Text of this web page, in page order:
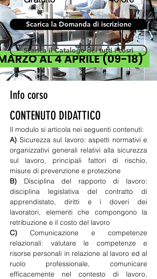
Scarica la Domanda di iscrizione
Scarica il Catalogo dei tutti i cosri
Info corso
CONTENUTO DIDATTICO
Il modulo si articola nei seguenti contenuti:
A) Sicurezza sul lavoro: aspetti normativi e
organizzativi generali relativi alla sicurezza
sul lavoro, principali fattori di rischio,
misure di prevenzione e protezione
B) Disciplina del rapporto di lavoro:
disciplina legislativa del contratto di
apprendistato, diritti e i doveri dei
lavoratori, elementi che compongono la
retribuzione e il costo del lavoro
C) Comunicazione e competenze
relazionali: valutare le competenze e
risorse personali in relazione al lavoro ed al
ruolo professionale, comunicare
efficacemente nel contesto di lavoro,